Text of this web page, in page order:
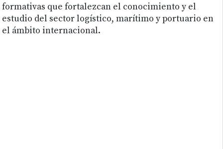
formativas que fortalezcan el conocimiento y el
estudio del sector logístico, marítimo y portuario en
el ámbito internacional.